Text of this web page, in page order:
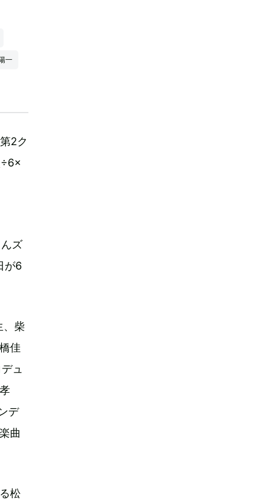
一
2ク
ズ
が6
、柴
佳
ュ
デ
曲
松